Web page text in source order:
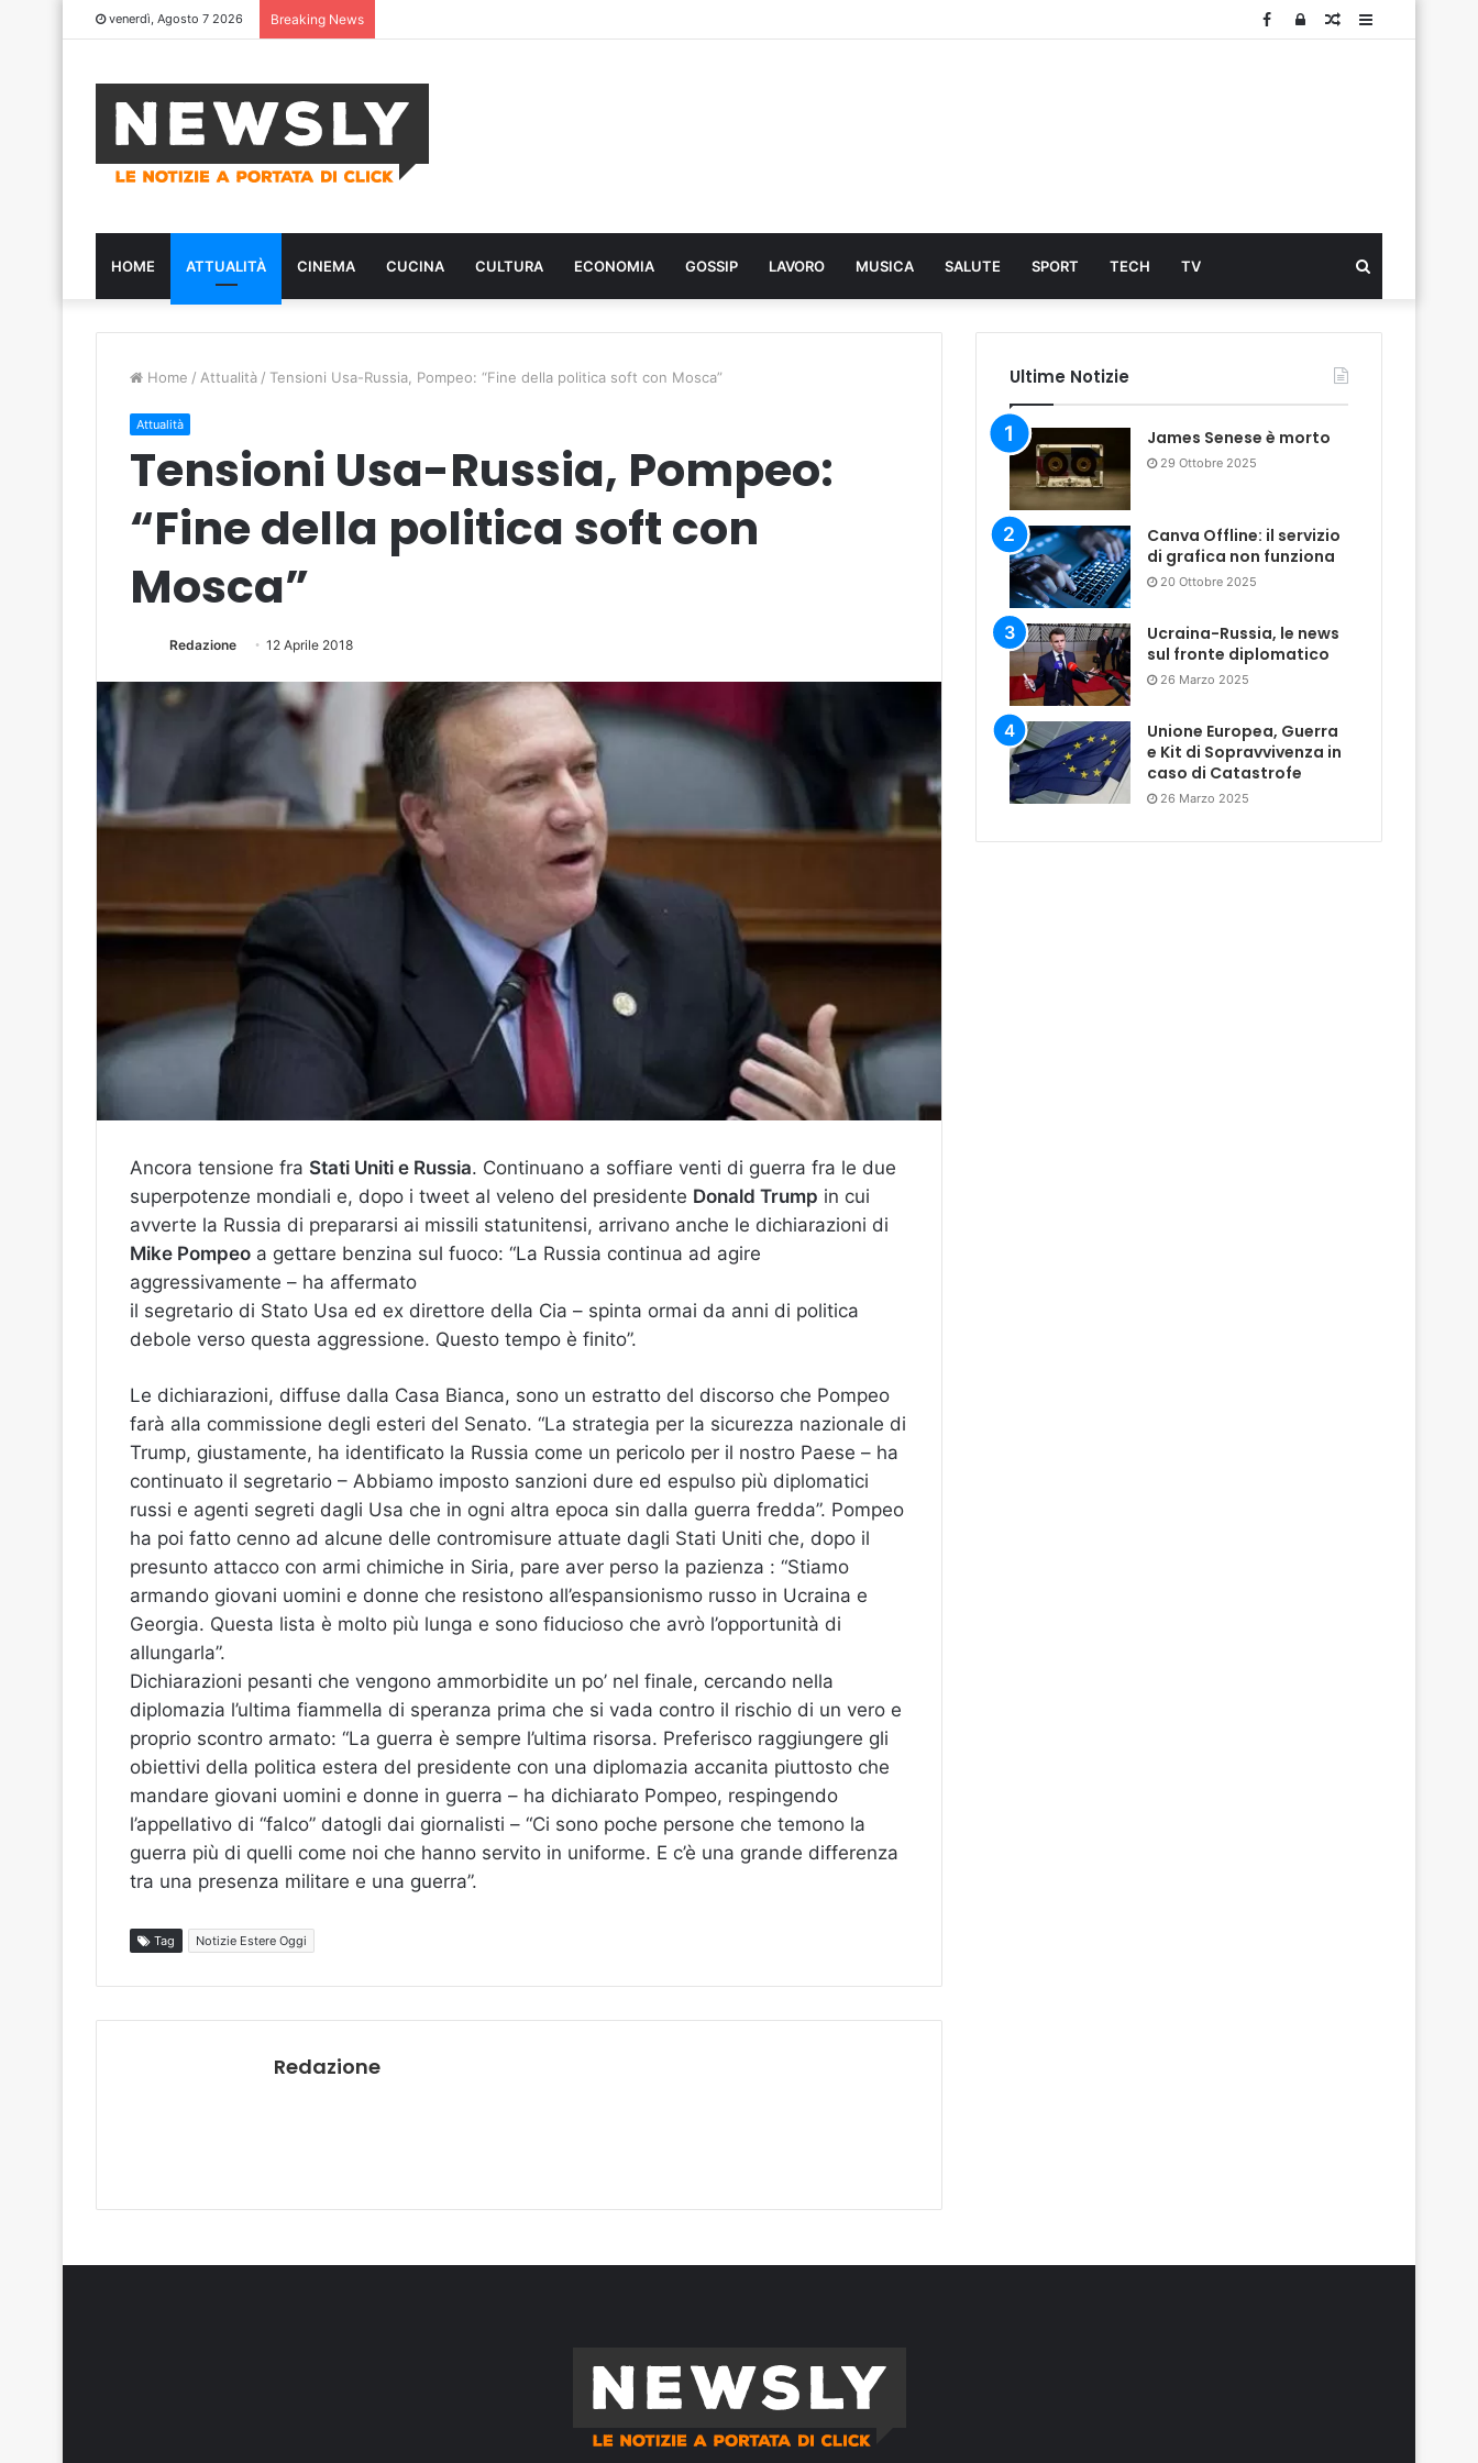
venerdì, Agosto 7 2026 Breaking News Sidebar
Articolo
Log
Facebook
HOME ATTUALITÀ CINEMA CUCINA CULTURA ECONOMIA GOSSIP LAVORO MUSICA SALUTE SPORT TECH TV
...
Home / Attualità / Tensioni Usa-Russia, Pompeo: “Fine della politica soft con Mosca”
Attualità
Tensioni Usa-Russia, Pompeo:
“Fine della politica soft con
Mosca”
Redazione 12 Aprile 2018
Ancora tensione fra Stati Uniti e Russia. Continuano a soffiare venti di guerra fra le due
superpotenze mondiali e, dopo i tweet al veleno del presidente Donald Trump in cui
avverte la Russia di prepararsi ai missili statunitensi, arrivano anche le dichiarazioni di
Mike Pompeo a gettare benzina sul fuoco: “La Russia continua ad agire
aggressivamente – ha affermato
il segretario di Stato Usa ed ex direttore della Cia – spinta ormai da anni di politica
debole verso questa aggressione. Questo tempo è finito”.
Le dichiarazioni, diffuse dalla Casa Bianca, sono un estratto del discorso che Pompeo
farà alla commissione degli esteri del Senato. “La strategia per la sicurezza nazionale di
Trump, giustamente, ha identificato la Russia come un pericolo per il nostro Paese – ha
continuato il segretario – Abbiamo imposto sanzioni dure ed espulso più diplomatici
russi e agenti segreti dagli Usa che in ogni altra epoca sin dalla guerra fredda”. Pompeo
ha poi fatto cenno ad alcune delle contromisure attuate dagli Stati Uniti che, dopo il
presunto attacco con armi chimiche in Siria, pare aver perso la pazienza : “Stiamo
armando giovani uomini e donne che resistono all’espansionismo russo in Ucraina e
Georgia. Questa lista è molto più lunga e sono fiducioso che avrò l’opportunità di
allungarla”.
Dichiarazioni pesanti che vengono ammorbidite un po’ nel finale, cercando nella
diplomazia l’ultima fiammella di speranza prima che si vada contro il rischio di un vero e
proprio scontro armato: “La guerra è sempre l’ultima risorsa. Preferisco raggiungere gli
obiettivi della politica estera del presidente con una diplomazia accanita piuttosto che
mandare giovani uomini e donne in guerra – ha dichiarato Pompeo, respingendo
l’appellativo di “falco” datogli dai giornalisti – “Ci sono poche persone che temono la
guerra più di quelli come noi che hanno servito in uniforme. E c’è una grande differenza
tra una presenza militare e una guerra”.
Tag Notizie Estere Oggi
Redazione
Ultime Notizie
James Senese è morto
29 Ottobre 2025
Canva Offline: il servizio
di grafica non funziona
20 Ottobre 2025
Ucraina-Russia, le news
sul fronte diplomatico
26 Marzo 2025
Unione Europea, Guerra
e Kit di Sopravvivenza in
caso di Catastrofe
26 Marzo 2025